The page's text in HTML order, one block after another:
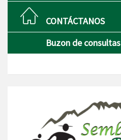
CONTÁCTANOS
Buzon de consultas